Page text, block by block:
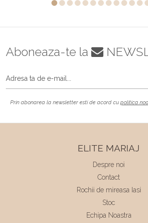
Aboneaza-te la
Prin abonarea la newsletter esti de acord cu politica
ELITE MARIAJ
Despre noi
Contact
Rochii de mireasa Iasi
Stoc
Echipa Noastra